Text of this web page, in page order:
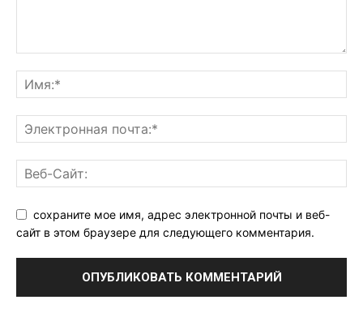
сохраните мое имя, адрес электронной почты и веб-
сайт в этом браузере для следующего комментария.